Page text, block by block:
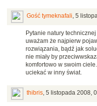
Gość tymeknafali, 5
Pytanie natury
uważam że najpierw
rozwiązania, bądź jak
nie miały by
komfortowo w swoim
uciekać w inny świat.
thibris, 5 listopada 2008,